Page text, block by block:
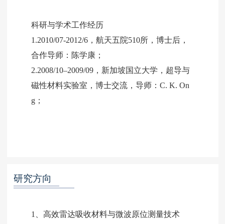
科研与学术工作经历
1.2010/07-2012/6，航天五院510所，博士后，
合作导师：陈学康；
2.2008/10–2009/09，新加坡国立大学，超导与
磁性材料实验室，博士交流，导师：C. K. On
g；
研究方向
1、高效雷达吸收材料与微波原位测量技术